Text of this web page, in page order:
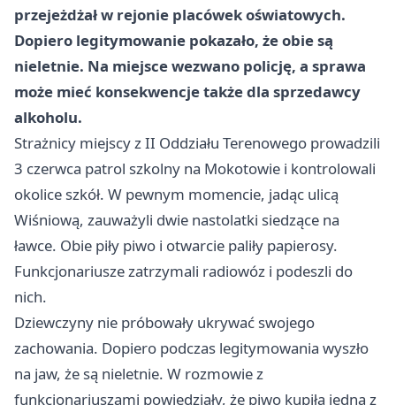
przejeżdżał w rejonie placówek oświatowych.
Dopiero legitymowanie pokazało, że obie są
nieletnie. Na miejsce wezwano policję, a sprawa
może mieć konsekwencje także dla sprzedawcy
alkoholu.
Strażnicy miejscy z II Oddziału Terenowego prowadzili
3 czerwca patrol szkolny na Mokotowie i kontrolowali
okolice szkół. W pewnym momencie, jadąc ulicą
Wiśniową, zauważyli dwie nastolatki siedzące na
ławce. Obie piły piwo i otwarcie paliły papierosy.
Funkcjonariusze zatrzymali radiowóz i podeszli do
nich.
Dziewczyny nie próbowały ukrywać swojego
zachowania. Dopiero podczas legitymowania wyszło
na jaw, że są nieletnie. W rozmowie z
funkcjonariuszami powiedziały, że piwo kupiła jedna z